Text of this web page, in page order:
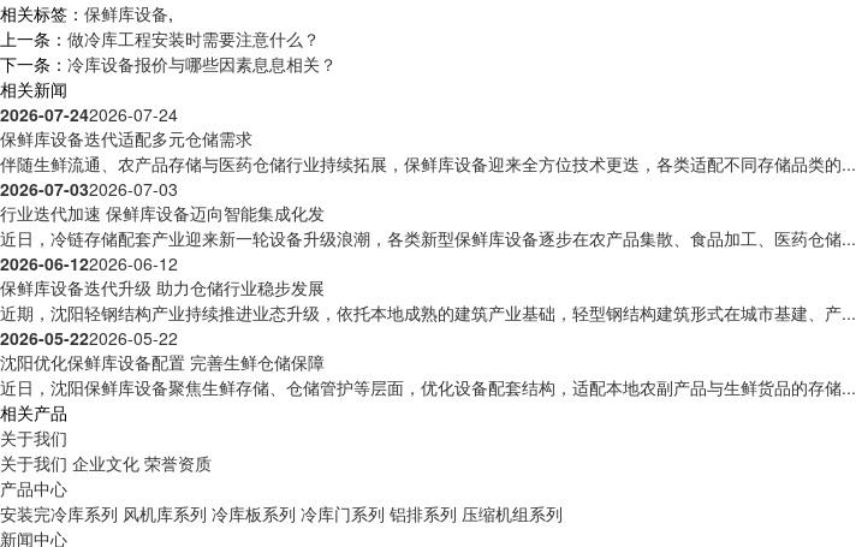
相关标签： 保鲜库设备,
上一条： 做冷库工程安装时需要注意什么？
下一条： 冷库设备报价与哪些因素息息相关？
相关新闻
2026-07-242026-07-24
保鲜库设备迭代适配多元仓储需求
伴随生鲜流通、农产品存储与医药仓储行业持续拓展，保鲜库设备迎来全方位技术更迭，各类适配不同存储品类的...
2026-07-032026-07-03
行业迭代加速 保鲜库设备迈向智能集成化发
近日，冷链存储配套产业迎来新一轮设备升级浪潮，各类新型保鲜库设备逐步在农产品集散、食品加工、医药仓储...
2026-06-122026-06-12
保鲜库设备迭代升级 助力仓储行业稳步发展
近期，沈阳轻钢结构产业持续推进业态升级，依托本地成熟的建筑产业基础，轻型钢结构建筑形式在城市基建、产...
2026-05-222026-05-22
沈阳优化保鲜库设备配置 完善生鲜仓储保障
近日，沈阳保鲜库设备聚焦生鲜存储、仓储管护等层面，优化设备配套结构，适配本地农副产品与生鲜货品的存储...
相关产品
关于我们
关于我们 企业文化 荣誉资质
产品中心
安装完冷库系列 风机库系列 冷库板系列 冷库门系列 铝排系列 压缩机组系列
新闻中心